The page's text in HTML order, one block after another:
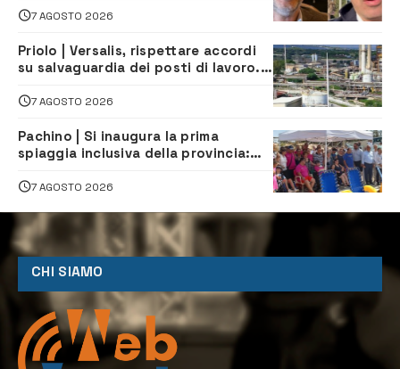
depuratore
7 AGOSTO 2026
Priolo | Versalis, rispettare accordi
su salvaguardia dei posti di lavoro. Il
7 AGOSTO 2026
Pachino | Si inaugura la prima
spiaggia inclusiva della provincia:
tutti
7 AGOSTO 2026
CHI SIAMO